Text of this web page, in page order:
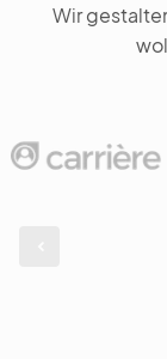
Wir